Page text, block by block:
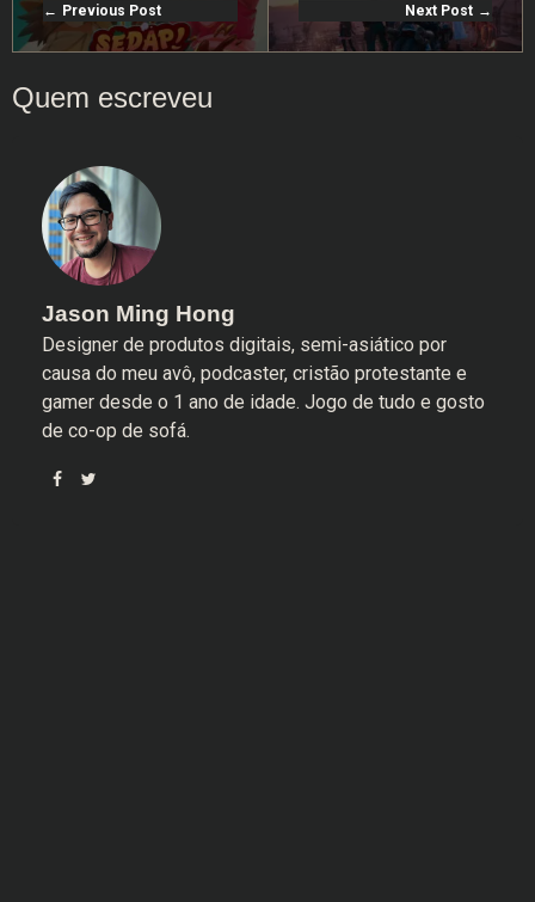
Previous Post Next Post
Jason Ming Hong
Designer de produtos digitais, semi-asiático por
causa do meu avô, podcaster, cristão protestante e
gamer desde o 1 ano de idade. Jogo de tudo e gosto
de co-op de sofá.